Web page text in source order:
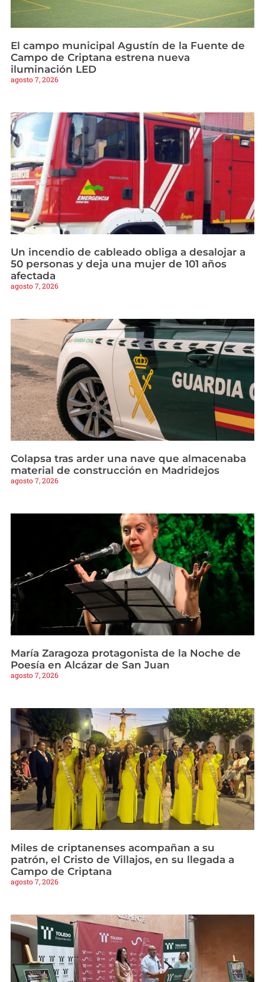
El campo municipal Agustín de la Fuente de
Campo de Criptana estrena nueva
iluminación LED
agosto 7, 2026
Un incendio de cableado obliga a desalojar a
50 personas y deja una mujer de 101 años
afectada
agosto 7, 2026
Colapsa tras arder una nave que almacenaba
material de construcción en Madridejos
agosto 7, 2026
María Zaragoza protagonista de la Noche de
Poesía en Alcázar de San Juan
agosto 7, 2026
Miles de criptanenses acompañan a su
patrón, el Cristo de Villajos, en su llegada a
Campo de Criptana
agosto 7, 2026